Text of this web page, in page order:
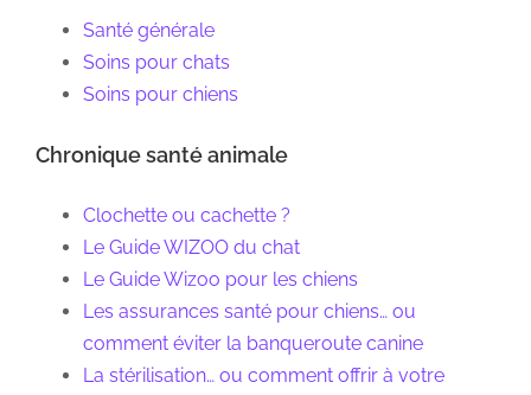
Santé générale
Soins pour chats
Soins pour chiens
Chronique santé animale
Clochette ou cachette ?
Le Guide WIZOO du chat
Le Guide Wizoo pour les chiens
Les assurances santé pour chiens… ou
comment éviter la banqueroute canine
La stérilisation… ou comment offrir à votre